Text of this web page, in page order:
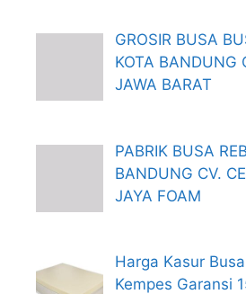
GROSIR BUSA
KOTA BANDUNG
JAWA BARAT
PABRIK BUSA
BANDUNG CV.
JAYA FOAM
Harga Kasur
Kempes Garansi